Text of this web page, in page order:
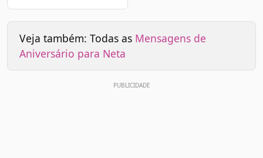
Veja também: Todas as Mensagens de
Aniversário para Neta